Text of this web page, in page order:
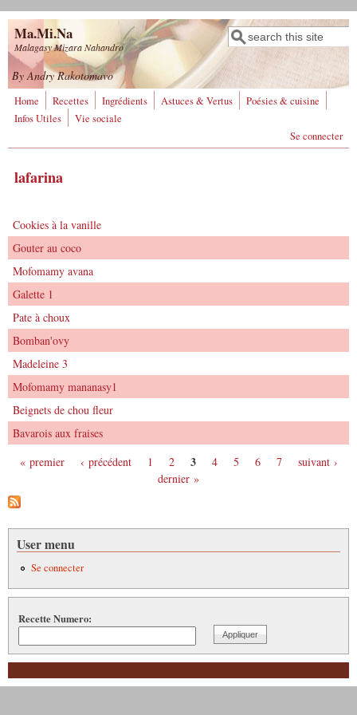
Aller au contenu principal
Ma.Mi.Na
Malagasy Mizara Nahandro
Formulaire de
recherche
Rechercher
By Andry Rakotomavo
Home Recettes Ingrédients Astuces & Vertus
Poésies & cuisine
Infos Utiles
Vie sociale
Se connecter
lafarina
Cookies à la vanille
Gouter au coco
Mofomamy avana
Galette 1
Pate à choux
Bomban'ovy
Madeleine 3
Mofomamy mananasy1
Beignets de chou fleur
Bavarois aux fraises
Pages
« premier ‹ précédent 1 2 3 4 5 6 7
suivant ›
dernier »
User menu
Se connecter
Recette Numero: